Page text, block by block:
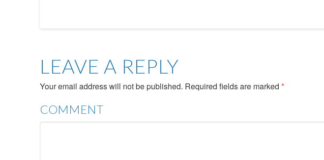
LEAVE A REPLY
Your email address will not be published. Required fields are marked *
COMMENT